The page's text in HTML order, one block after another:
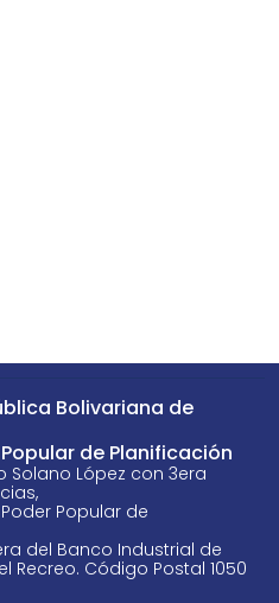
Bolivariana de
de Planificación
Solano López con 3era
Popular de
del Banco Industrial de
Recreo. Código Postal 1050